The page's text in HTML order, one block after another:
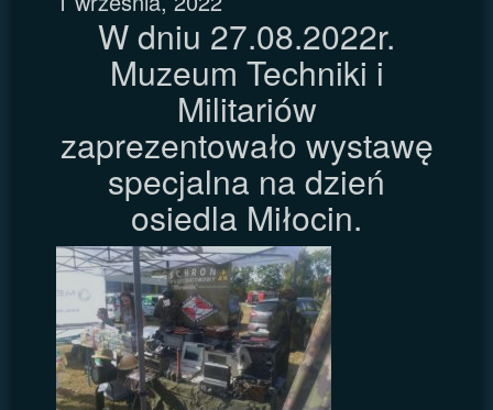
W dniu 27.08.2022r.
Muzeum Techniki i
Militariów
zaprezentowało wystawę
specjalna na dzień
osiedla Miłocin.